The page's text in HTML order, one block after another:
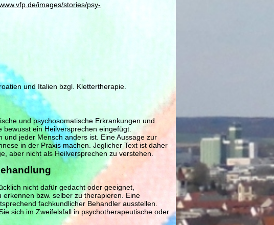
images/stories/psy-
und Italien bzgl. Klettertherapie.
und psychosomatische Erkrankungen und
ein Heilversprechen eingefügt.
jeder Mensch anders ist. Eine Aussage zur
in der Praxis machen. Jeglicher Text ist daher
aber nicht als Heilversprechen zu verstehen.
nicht dafür gedacht oder geeignet,
bzw. selber zu therapieren. Eine
fachkundlicher Behandler ausstellen.
sich im Zweifelsfall in psychotherapeutische oder